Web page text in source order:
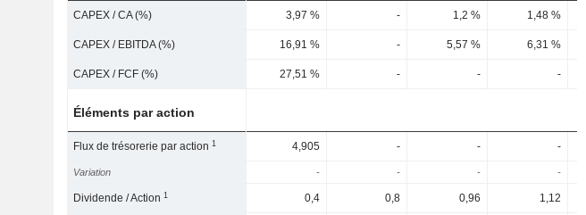
CAPEX / CA (%) 3,97 % - 1,2 % 1,48 %
CAPEX / EBITDA (%) 16,91 % - 5,57 % 6,31 %
CAPEX / FCF (%) 27,51 % - - -
Éléments par action
Flux de trésorerie par action1 4,905 - - -
Variation - - - -
Dividende / Action1 0,4 0,8 0,96 1,12